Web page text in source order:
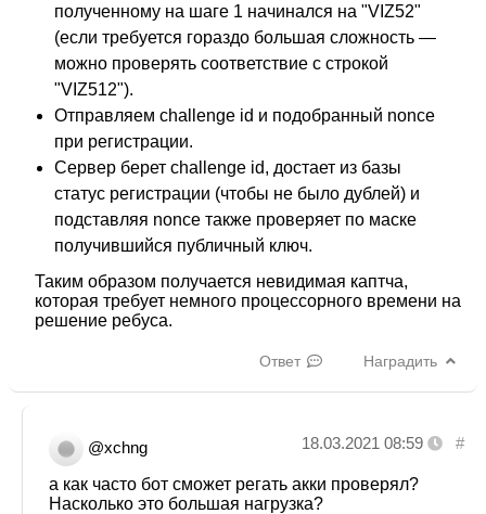
полученному на шаге 1 начинался на "VIZ52"
(если требуется гораздо большая сложность —
можно проверять соответствие с строкой
"VIZ512").
Отправляем challenge id и подобранный nonce
при регистрации.
Сервер берет challenge id, достает из базы
статус регистрации (чтобы не было дублей) и
подставляя nonce также проверяет по маске
получившийся публичный ключ.
Таким образом получается невидимая каптча,
которая требует немного процессорного времени на
решение ребуса.
Ответ Наградить
@xchng #
18.03.2021 08:59
а как часто бот сможет регать акки проверял?
Насколько это большая нагрузка?